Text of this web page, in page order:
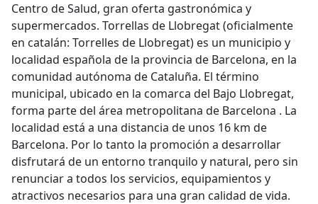
Centro de Salud, gran oferta gastronómica y
supermercados. Torrellas de Llobregat (oficialmente
en catalán: Torrelles de Llobregat) es un municipio y
localidad española de la provincia de Barcelona, en la
comunidad autónoma de Cataluña. El término
municipal, ubicado en la comarca del Bajo Llobregat,
forma parte del área metropolitana de Barcelona . La
localidad está a una distancia de unos 16 km de
Barcelona. Por lo tanto la promoción a desarrollar
disfrutará de un entorno tranquilo y natural, pero sin
renunciar a todos los servicios, equipamientos y
atractivos necesarios para una gran calidad de vida.